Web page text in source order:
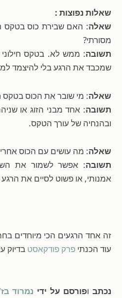
שאלות נפוצות :
שאלה: האם שבירת כוס בטקס
מסורתי?
תשובה: ממש לא. בטקס
שמכבד את הרגע בלי להיצמד
שאלה: מי שובר את הכוס בטקס
תשובה: אחד מבני הזוג או
ובהנחיה של עורך הטקס.
שאלה: מה עושים עם הכוס אחרי
תשובה: אפשר לשמור את
אמנותי, או פשוט לסיים את הרגע
זה אחד הרגעים הכי מיוחדים
עוד הכנתיפרק פודקאסטבדיוק
נכתב פורסם על ידי נמרוד